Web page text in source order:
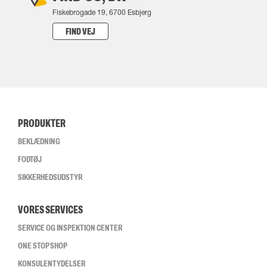
Fiskebrogade 19, 6700 Esbjerg
FIND VEJ
PRODUKTER
BEKLÆDNING
FODTØJ
SIKKERHEDSUDSTYR
VORES SERVICES
SERVICE OG INSPEKTION CENTER
ONE STOP SHOP
KONSULENTYDELSER